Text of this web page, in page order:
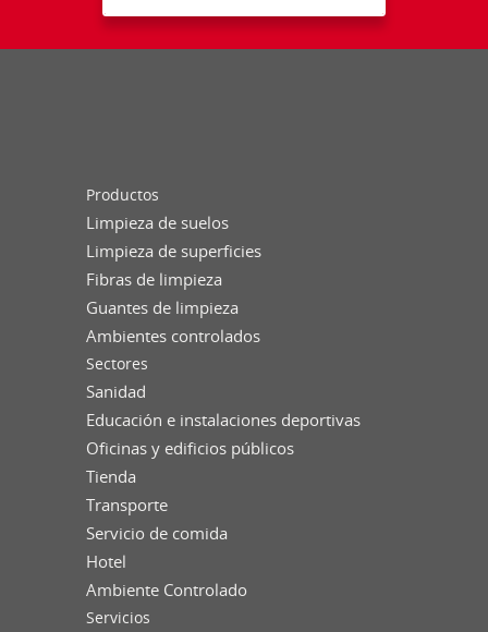
Productos
Limpieza de suelos
Limpieza de superficies
Fibras de limpieza
Guantes de limpieza
Ambientes controlados
Sectores
Sanidad
Educación e instalaciones deportivas
Oficinas y edificios públicos
Tienda
Transporte
Servicio de comida
Hotel
Ambiente Controlado
Servicios